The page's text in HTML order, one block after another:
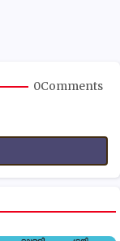
0Comments